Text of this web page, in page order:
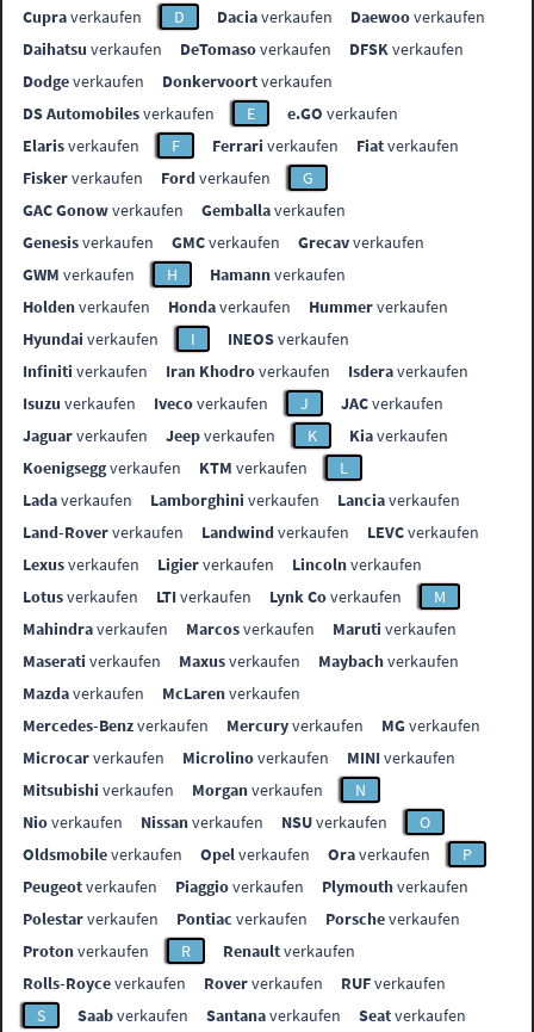
Cupraverkaufen D Daciaverkaufen Daewooverkaufen
Daihatsu verkaufen DeTomasoverkaufen DFSKverkaufen
Dodgeverkaufen Donkervoortverkaufen
DS Automobilesverkaufen E e.GO verkaufen
Elarisverkaufen F Ferrari verkaufen Fiatverkaufen
Fiskerverkaufen Fordverkaufen
G
GAC Gonowverkaufen Gemballaverkaufen
Genesisverkaufen GMCverkaufen Grecavverkaufen
GWM verkaufen H Hamannverkaufen
Holdenverkaufen Hondaverkaufen Hummerverkaufen
Hyundai verkaufen I INEOSverkaufen
Infiniti verkaufen Iran Khodroverkaufen Isderaverkaufen
Isuzu verkaufen Ivecoverkaufen J JACverkaufen
Jaguarverkaufen Jeepverkaufen K Kiaverkaufen
Koenigseggverkaufen KTM verkaufen
L
Ladaverkaufen Lamborghini verkaufen Lanciaverkaufen
Land-Roververkaufen Landwindverkaufen LEVCverkaufen
Lexusverkaufen Ligierverkaufen Lincolnverkaufen
Lotusverkaufen LTIverkaufen Lynk Coverkaufen
M
Mahindraverkaufen Marcosverkaufen Maruti verkaufen
Maserati verkaufen Maxusverkaufen Maybachverkaufen
Mazdaverkaufen McLarenverkaufen
Mercedes-Benzverkaufen Mercuryverkaufen MGverkaufen
Microcarverkaufen Microlinoverkaufen MINIverkaufen
Mitsubishi verkaufen Morganverkaufen
N
Nioverkaufen Nissanverkaufen NSUverkaufen
O
Oldsmobileverkaufen Opelverkaufen Oraverkaufen
P
Peugeotverkaufen Piaggioverkaufen Plymouthverkaufen
Polestarverkaufen Pontiac verkaufen Porscheverkaufen
Protonverkaufen R Renaultverkaufen
Rolls-Royceverkaufen Roververkaufen RUFverkaufen
S
Saabverkaufen Santanaverkaufen Seatverkaufen